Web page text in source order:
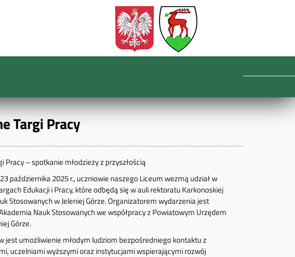
Targi Pracy
Pracy – spotkanie młodzieży z przyszłością
października 2025 r., uczniowie naszego Liceum wezmą udział w
Edukacji i Pracy, które odbędą się w auli rektoratu Karkonoskiej
Stosowanych w Jeleniej Górze. Organizatorem wydarzenia jest
Nauk Stosowanych we współpracy z Powiatowym Urzędem
Górze.
jest umożliwienie młodym ludziom bezpośredniego kontaktu z
uczelniami wyższymi oraz instytucjami wspierającymi rozwój